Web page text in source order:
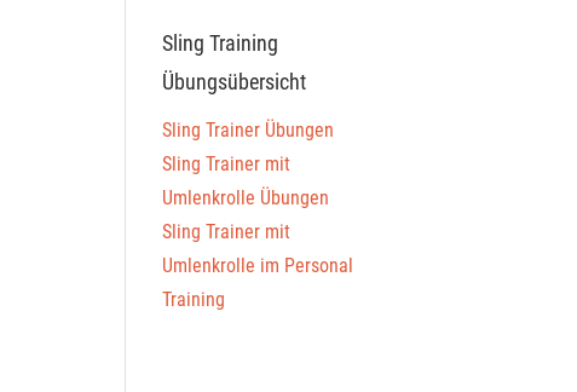
Sling Training
Übungsübersicht
Sling Trainer Übungen
Sling Trainer mit
Umlenkrolle Übungen
Sling Trainer mit
Umlenkrolle im Personal
Training